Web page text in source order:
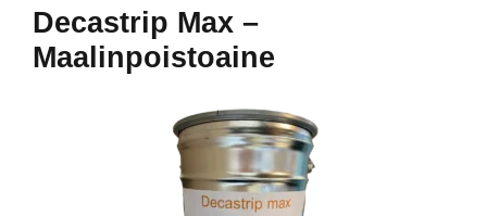
Decastrip Max –
Maalinpoistoaine